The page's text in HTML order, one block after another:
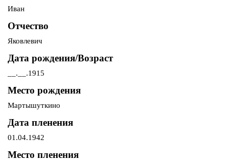
Иван
Отчество
Яковлевич
Дата рождения/Возраст
__.__.1915
Место рождения
Мартышуткино
Дата пленения
01.04.1942
Место пленения